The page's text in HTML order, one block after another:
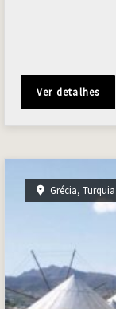
Ver detalhes
Grécia, Turquia